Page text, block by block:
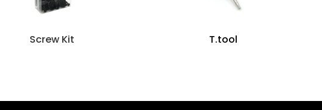
Screw Kit T.tool